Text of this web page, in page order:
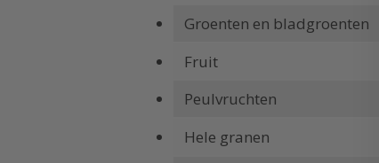
Groenten en bladgroenten
Fruit
Peulvruchten
Hele granen